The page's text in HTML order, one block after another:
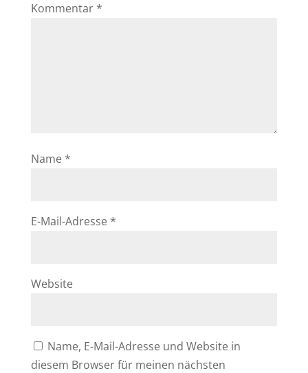
Kommentar *
Name *
E-Mail-Adresse *
Website
Name, E-Mail-Adresse und Website in
diesem Browser für meinen nächsten